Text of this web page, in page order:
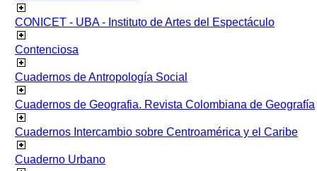
CONICET - UBA - Instituto de Artes del Espectáculo
Contenciosa
Cuadernos de Antropología Social
Cuadernos de Geografia. Revista Colombiana de Geografía
Cuadernos Intercambio sobre Centroamérica y el Caribe
Cuaderno Urbano